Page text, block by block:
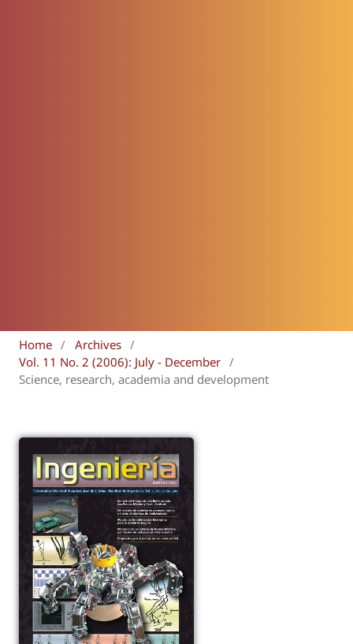
Home / Archives /
Vol. 11 No. 2 (2006): July - December /
Science, research, academia and development